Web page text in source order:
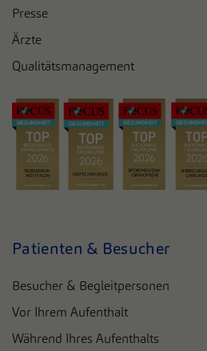
Presse
Ärzte
Qualitätsmanagement
Patienten & Besucher
Besucher & Begleitpersonen
Vor Ihrem Aufenthalt
Während Ihres Aufenthalts